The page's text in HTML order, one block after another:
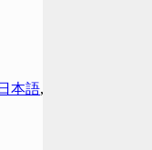
日本語,